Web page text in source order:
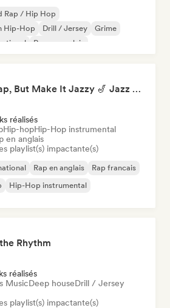
Rap / Hip Hop
Hip-Hop
Drill / Jersey
Grime
Rap en anglais
Boom Bap, But Make It Jazzy 🎷 Jazz Rap, Underground & Conscious Hip-Hop
réalisés
Hip-hopHip-Hop instrumental
en anglais
playlist(s) impactante(s)
Rap en anglais
Rap francais
Hip-Hop instrumental
Rhythm
réalisés
MusicDeep houseDrill / Jersey
playlist(s) impactante(s)